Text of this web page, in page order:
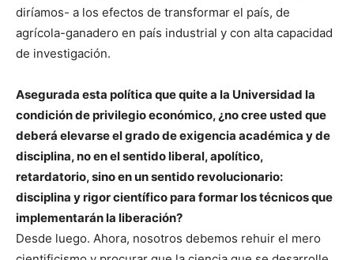
diríamos- a los efectos de transformar el país, de
agrícola-ganadero en país industrial y con alta capacidad
de investigación.
Asegurada esta política que quite a la Universidad la
condición de privilegio económico, ¿no cree usted que
deberá elevarse el grado de exigencia académica y de
disciplina, no en el sentido liberal, apolítico,
retardatorio, sino en un sentido revolucionario:
disciplina y rigor científico para formar los técnicos que
implementarán la liberación?
Desde luego. Ahora, nosotros debemos rehuir el mero